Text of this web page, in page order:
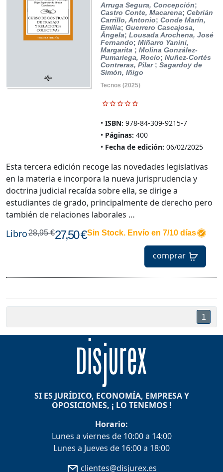
Arruga Segura, Concepción;
Castro Conte, Macarena; Cebrián
Carrillo, Antonio; Conde Marín,
Emilia; Guerrero Cascajosa,
Ángela; Lousada Arochena, José
Fernando; Miñarro Yanini,
Margarita ; Molina González-
Pumariega, Rocío; Nuñez-Cortés
Contreras, Pilar ; Sagardoy de
Simón, Iñigo
Tecnos (2025)
ISBN: 978-84-309-9215-7
Páginas: 400
Fecha de edición: 06/02/2025
Libro28,95 €27,50 €Sin Stock. Envío en 7/10 días
comprar
Esta tercera edición recoge las novedades legislativas
en la materia e incorpora la nueva jurisprudencia y
doctrina judicial recaída sobre ella, se dirige a
estudiantes de grado, principalmente de derecho pero
también de relaciones laborales …
1
SI ES JURÍDICO, ECONOMÍA, EMPRESA Y
OPOSICIONES, ¡ LO TENEMOS !
Horario:
Lunes a viernes de 10:00 a 14:00
Lunes a Jueves de 16:00 a 18:00
clientes@disjurex.es